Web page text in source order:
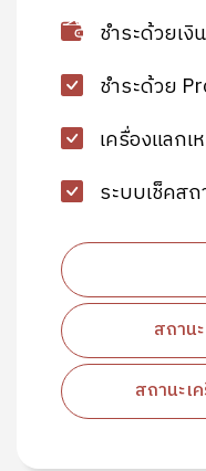
ชำระด้วยเงิ
ชำระด้วย
เครื่องแลก
ระบบเช็คส
สถาน
สถานะเ